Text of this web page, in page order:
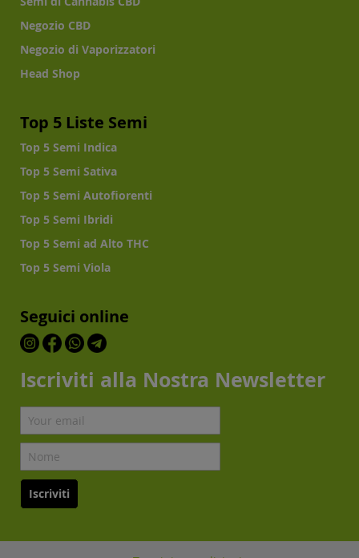
Negozio CBD
Negozio di Vaporizzatori
Head Shop
Top 5 Liste Semi
Top 5 Semi Indica
Top 5 Semi Sativa
Top 5 Semi Autofiorenti
Top 5 Semi Ibridi
Top 5 Semi ad Alto THC
Top 5 Semi Viola
Seguici online
Iscriviti alla Nostra Newsletter
Iscriviti